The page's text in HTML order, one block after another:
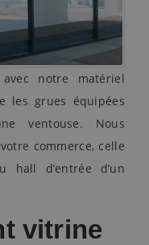
notre matériel
les grues équipées
ventouse. Nous
commerce, celle
hall d’entrée d’un
vitrine